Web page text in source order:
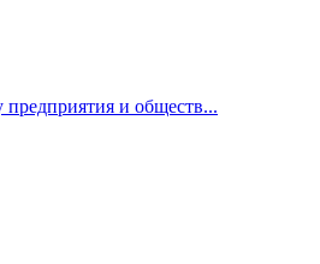
предприятия и обществ...